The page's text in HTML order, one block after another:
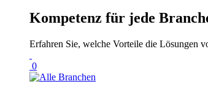
Kompetenz für jede
Erfahren Sie, welche Vorteile die Lösungen
0